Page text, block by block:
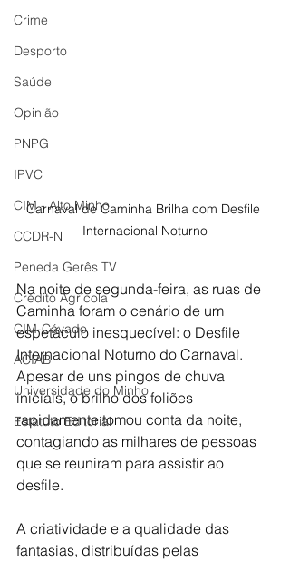
Crime
Desporto
Saúde
Opinião
PNPG
IPVC
CIM - Alto Minho
CCDR-N
Peneda Gerês TV
Crédito Agrícola
CIM-Cávado
ACIAB
Universidade do Minho
Estatuto Editorial
Carnaval de Caminha Brilha com Desfile
Internacional Noturno
Na noite de segunda-feira, as ruas de
Caminha foram o cenário de um
espetáculo inesquecível: o Desfile
Internacional Noturno do Carnaval.
Apesar de uns pingos de chuva
iniciais, o brilho dos foliões
rapidamente tomou conta da noite,
contagiando as milhares de pessoas
que se reuniram para assistir ao
desfile.
A criatividade e a qualidade das
fantasias, distribuídas pelas